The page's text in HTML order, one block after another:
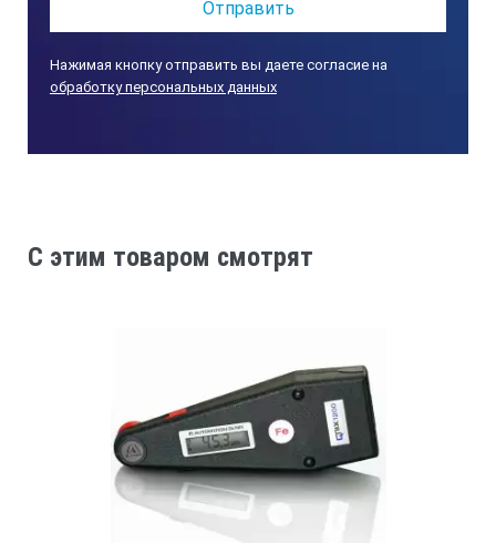
встроенный Li-Ion аккумулятор, 3,7-4,2 В, 700 mAh
Габаритные размеры
Время непрерывной работы
Нажимая кнопку отправить вы даете согласие на
обработку персональных данных
C этим товаром смотрят